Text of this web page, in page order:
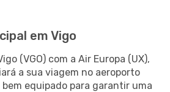
em Vigo
(VGO) com a Air Europa (UX),
a sua viagem no aeroporto
equipado para garantir uma